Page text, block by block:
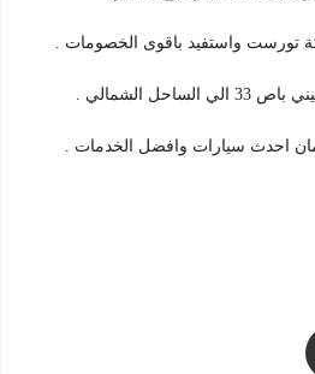
تورست واستفيد باقوى الخصومات .
الشمالي .
احدث سيارات وافضل الخدمات .